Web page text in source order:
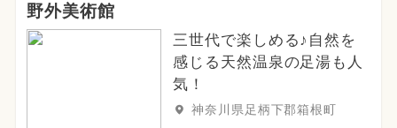
野外美術館
三世代で楽しめる♪自然を
感じる天然温泉の足湯も人
気！
神奈川県足柄下郡箱根町